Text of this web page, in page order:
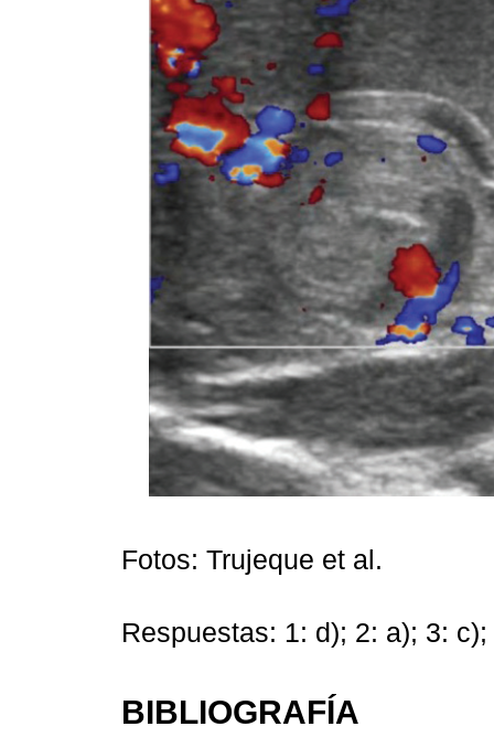
Fotos: Trujeque et al.
Respuestas: 1: d); 2: a); 3:
BIBLIOGRAFÍA